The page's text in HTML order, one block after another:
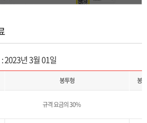
년 3월 01일
봉투형 봉
규격 요금의 30%